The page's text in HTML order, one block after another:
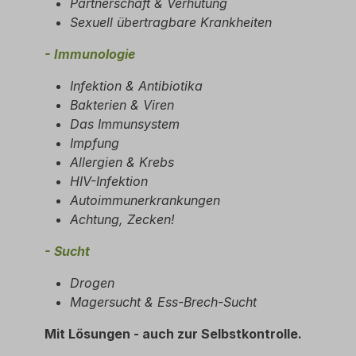
Partnerschaft & Verhütung
Sexuell übertragbare Krankheiten
- Immunologie
Infektion & Antibiotika
Bakterien & Viren
Das Immunsystem
Impfung
Allergien & Krebs
HIV-Infektion
Autoimmunerkrankungen
Achtung, Zecken!
- Sucht
Drogen
Magersucht & Ess-Brech-Sucht
Mit Lösungen - auch zur Selbstkontrolle.